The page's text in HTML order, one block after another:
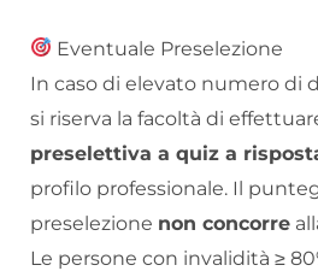
Eventuale Preselezione
In caso di elevato numero di
si riserva la facoltà di
preselettiva a quiz a
profilo professionale. Il
preselezione non concorre
Le persone con invalidità ≥